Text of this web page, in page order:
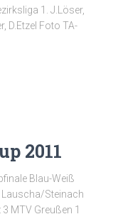
1. J.Löser,
D.Etzel Foto TA-
2011
Blau-Weiß
Lauscha/Steinach
MTV Greußen 1